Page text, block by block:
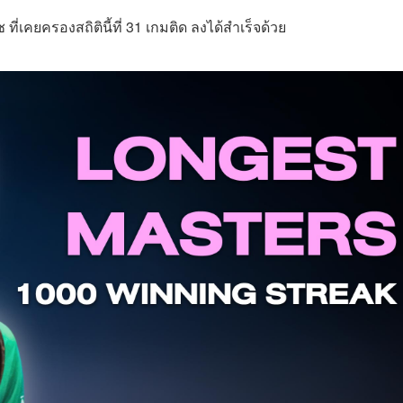
เคยครองสถิตินี้ที่ 31 เกมติด ลงได้สำเร็จด้วย